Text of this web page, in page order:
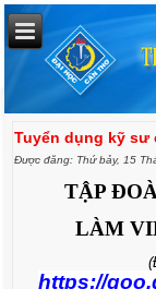
Tuyển dụng kỹ sư
Được đăng: Thứ bảy, 15
TẬP
LÀM
https://